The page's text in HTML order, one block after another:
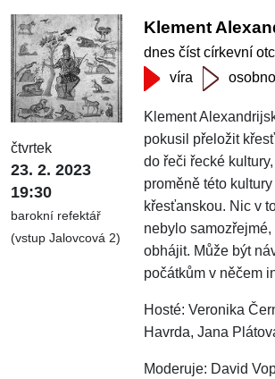
čtvrtek
23. 2. 2023
19:30
barokní refektář
(vstup Jalovcová 2)
Klement
dnes číst církevní
víra
Klement
pokusil přeložit
do řeči řecké
proměně této
křesťanskou. Nic v
nebylo
obhájit. Může být
počátkům v něčem
Hosté: Veronika
Havrda, Jana
Moderuje: David